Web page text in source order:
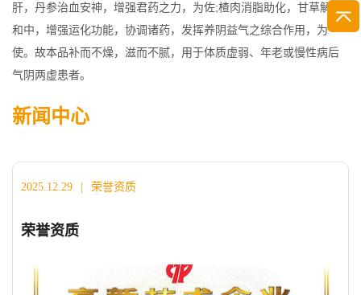
肝，丹参治血安神，增强君药之力，为佐;楂肉消脂助化，甘草解毒
和中，增强运化功能，协调诸药，发挥养阴益气之综合作用，为
使。故本品补而不燥，滋而不腻，用于体质虚弱、年老或慢性病后
气阴两虚患者。
新闻中心
2025.12.29 荣誉资质
荣誉资质